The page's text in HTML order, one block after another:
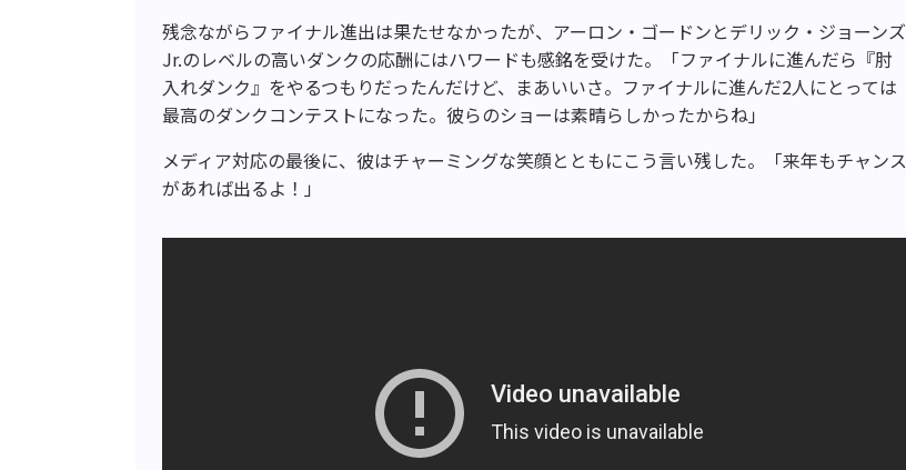
残念ながらファイナル進出は果たせなかったが、アーロン・ゴードンとデリック・ジョーンズ
Jr.のレベルの高いダンクの応酬にはハワードも感銘を受けた。「ファイナルに進んだら『肘
入れダンク』をやるつもりだったんだけど、まあいいさ。ファイナルに進んだ2人にとっては
最高のダンクコンテストになった。彼らのショーは素晴らしかったからね」
メディア対応の最後に、彼はチャーミングな笑顔とともにこう言い残した。「来年もチャンス
があれば出るよ！」